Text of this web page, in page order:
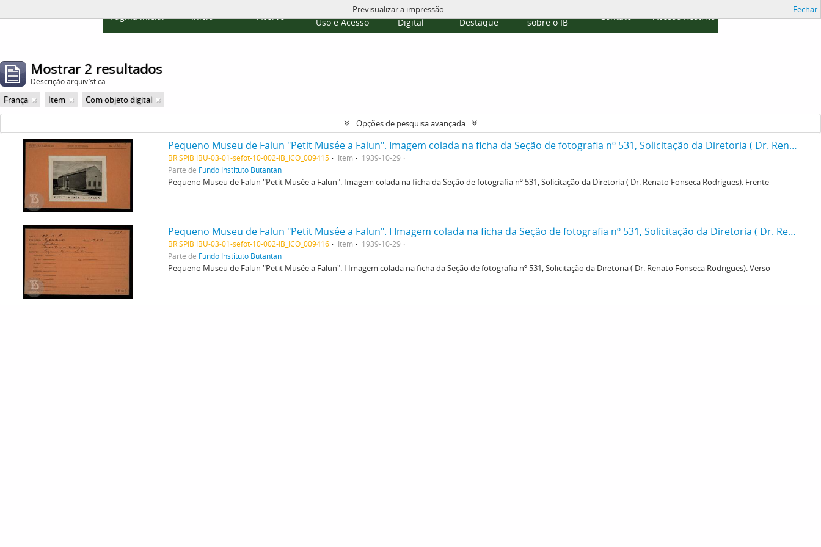
Página inicial Início Acervo
Políticas de
Uso e Acesso
Repositório
Digital
Destaque
sobre o IB
Contato Acesso Restrito
Previsualizar a impressão Fechar
Mostrar 2 resultados
Descrição arquivística
França Item Com objeto digital
Opções de pesquisa avançada
Pequeno Museu de Falun "Petit Musée a Falun". Imagem colada na ficha da Seção de fotografia nº 531, Solicitação da Diretoria ( Dr. Renato Fonseca Rodrigues). Frente
BR SPIB IBU-03-01-sefot-10-002-IB_ICO_009415 Item
1939-10-29
Parte de Fundo Instituto Butantan
Pequeno Museu de Falun "Petit Musée a Falun". Imagem colada na ficha da Seção de fotografia nº 531, Solicitação da Diretoria ( Dr. Renato Fonseca Rodrigues). Frente
Pequeno Museu de Falun "Petit Musée a Falun". I Imagem colada na ficha da Seção de fotografia nº 531, Solicitação da Diretoria ( Dr. Renato Fonseca Rodrigues). Verso
BR SPIB IBU-03-01-sefot-10-002-IB_ICO_009416 Item
1939-10-29
Parte de Fundo Instituto Butantan
Pequeno Museu de Falun "Petit Musée a Falun". I Imagem colada na ficha da Seção de fotografia nº 531, Solicitação da Diretoria ( Dr. Renato Fonseca Rodrigues). Verso